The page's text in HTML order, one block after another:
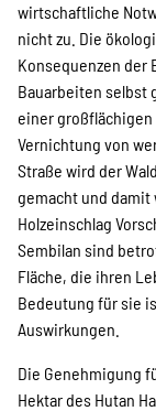
wirtschaftliche
nicht zu. Die
Konsequenzen der
Bauarbeiten selbst
einer
Vernichtung von
Straße wird der
gemacht und damit
Holzeinschlag
Sembilan sind
Fläche, die ihren
Bedeutung für sie
Auswirkungen.
Die Genehmigung
Hektar des Hutan